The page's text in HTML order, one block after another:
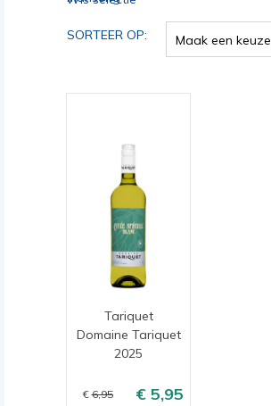
SORTEER OP: Maak een keuze
Tariquet
Domaine Tariquet
2025
6,95 5,95